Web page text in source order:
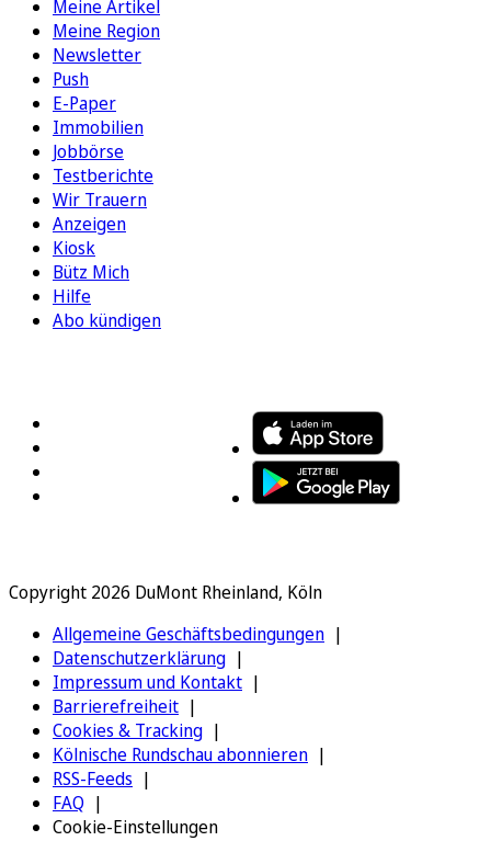
Meine Artikel
Meine Region
Newsletter
Push
E-Paper
Immobilien
Jobbörse
Testberichte
Wir Trauern
Anzeigen
Kiosk
Bütz Mich
Hilfe
Abo kündigen
Copyright 2026 DuMont Rheinland, Köln
Allgemeine Geschäftsbedingungen
Datenschutzerklärung
Impressum und Kontakt
Barrierefreiheit
Cookies & Tracking
Kölnische Rundschau abonnieren
RSS-Feeds
FAQ
Cookie-Einstellungen